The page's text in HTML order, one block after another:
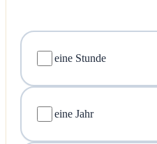
eine Stunde
eine Jahr